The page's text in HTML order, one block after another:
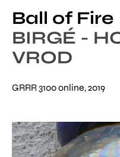
Ball of Fire
BIRGÉ -
VROD
GRRR 3100 online, 2019
Agrandir